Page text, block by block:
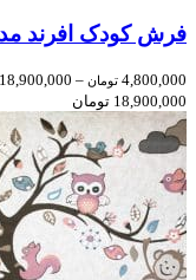
فرش کودک افرند مدل
4,800,000 تومان –
18,900,000
18,900,000 تومان